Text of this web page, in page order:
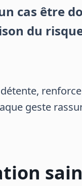
cas être
du
geste